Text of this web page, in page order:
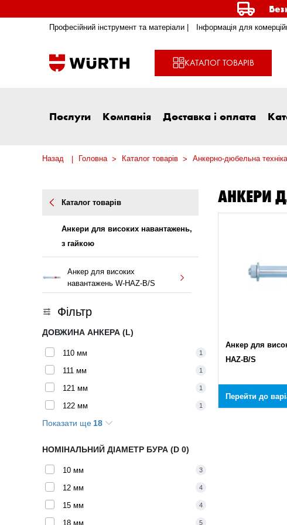
Професійний інструмент та матеріали | Інформація для
КАТАЛОГ ТОВАРІВ
Послуги Компанія Доставка і оплата
Назад Головна Каталог товарів Анкерно-дюбельна техніка
Каталог товарів
Анкери для високих навантажень,
з гайкою
Анкер для високих
навантажень W-HAZ-B/S
Фільтр
ДОВЖИНА АНКЕРА (L)
110 мм 1
111 мм 1
121 мм 1
122 мм 1
132 мм
Показати ще 18
НОМІНАЛЬНИЙ ДІАМЕТР БУРА (D 0)
10 мм 3
12 мм 4
15 мм 4
18 мм 5
АНКЕРИ
Анкер для
HAZ-B/S
Перейти до